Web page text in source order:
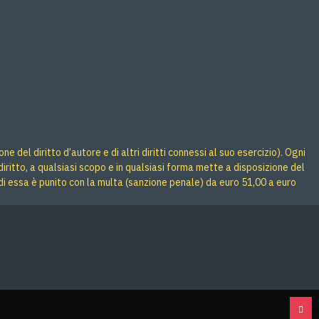
del diritto d’autore e di altri diritti connessi al suo esercizio). Ogni
a qualsiasi scopo e in qualsiasi forma mette a disposizione del
è punito con la multa (sanzione penale) da euro 51,00 a euro